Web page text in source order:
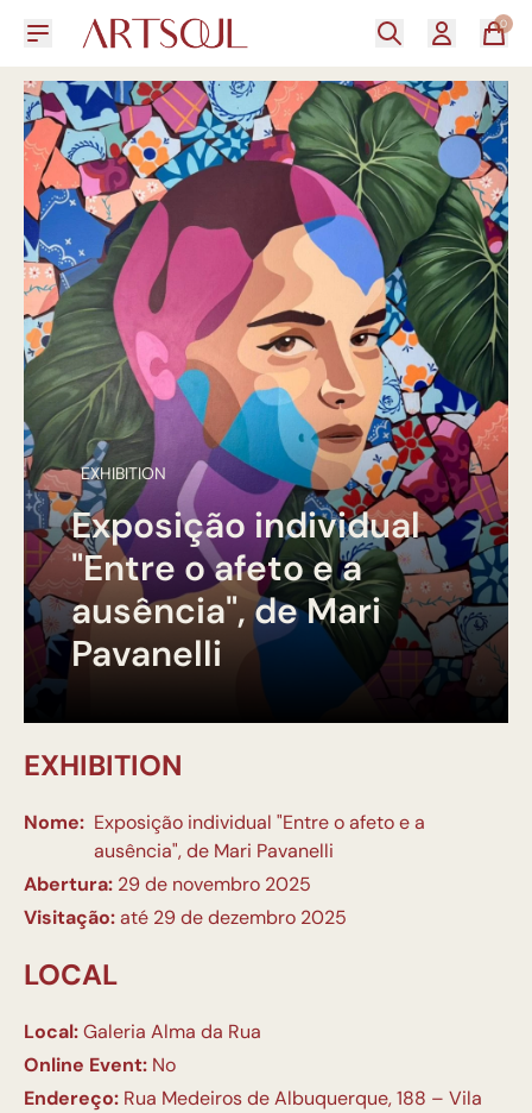
0
EXHIBITION
Exposição individual
"Entre o afeto e a
ausência", de Mari
Pavanelli
EXHIBITION
Nome: Exposição individual "Entre o afeto e a
ausência", de Mari Pavanelli
Abertura: 29 de novembro 2025
Visitação:até 29 de dezembro 2025
LOCAL
Local:Galeria Alma da Rua
Online Event: No
Endereço: Rua Medeiros de Albuquerque, 188 – Vila